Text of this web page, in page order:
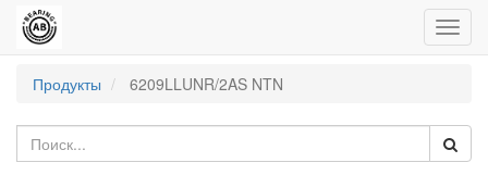
Продукты
6209LLUNR/2AS NTN